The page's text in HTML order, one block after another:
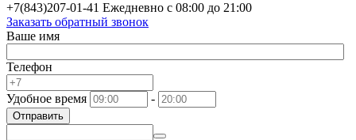
+7(843)207-01-41 Ежедневно с 08:00 до 21:00
Заказать обратный звонок
Ваше имя
Телефон
Удобное время -
Отправить